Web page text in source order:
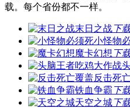
载。每个省份都不一样。
末日之战下
小怪物
魔卡幻想 下
反击死
铁血争霸 下
天空之城下